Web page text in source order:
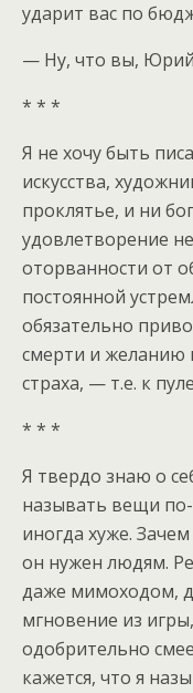
ударит вас по
— Ну, что вы,
* * *
Я не хочу быть
искусства,
проклятье, и ни
удовлетворение
оторванности от
постоянной
обязательно
смерти и желанию
страха, — т.е. к
* * *
Я твердо знаю о
называть вещи
иногда хуже.
он нужен людям.
даже мимоходом,
мгновение из
одобрительно
кажется, что я